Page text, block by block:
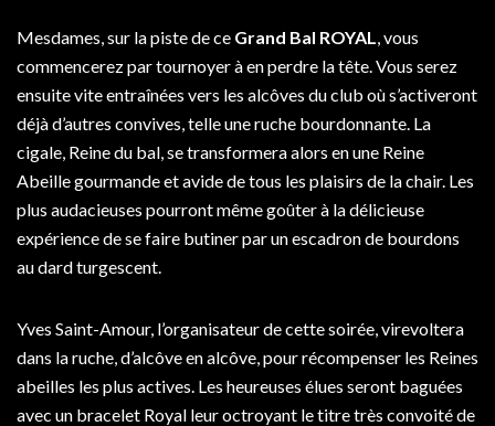
Mesdames, sur la piste de ce Grand Bal ROYAL
, vous
commencerez par tournoyer à en perdre la tête. Vous serez
ensuite vite entraînées vers les alcôves du club où s’activeront
déjà d’autres convives, telle une ruche bourdonnante. La
cigale, Reine du bal, se transformera alors en une Reine
Abeille gourmande et avide de tous les plaisirs de la chair. Les
plus audacieuses pourront même goûter à la délicieuse
expérience de se faire butiner par un escadron de bourdons
au dard turgescent.
Yves Saint-Amour, l’organisateur de cette soirée, virevoltera
dans la ruche, d’alcôve en alcôve, pour récompenser les Reines
abeilles les plus actives. Les heureuses élues seront baguées
avec un bracelet Royal leur octroyant le titre très convoité de